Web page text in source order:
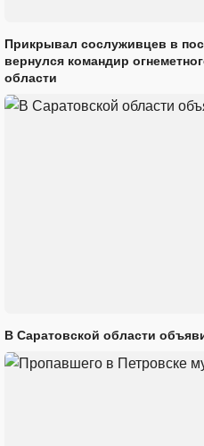
Прикрывал сослуживцев в
вернулся командир
области
В Саратовской области